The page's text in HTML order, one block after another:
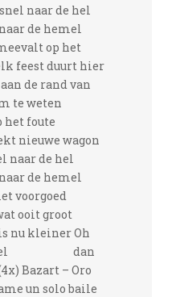
naar de hel
de hemel
op het
feest duurt hier
de rand van
te weten
foute
nieuwe wagon
naar de hel
de hemel
voorgoed
ooit groot
Oh
de hel dan
Bazart – Oro
un solo baile